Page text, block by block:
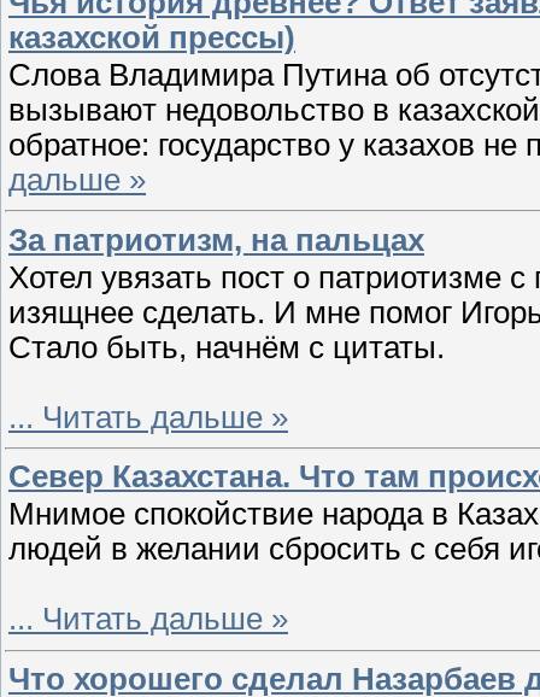
казахской прессы)
Слова Владимира Путина об
вызывают недовольство в
обратное: государство у казахов
дальше »
За патриотизм, на пальцах
Хотел увязать пост о патриотизме
изящнее сделать. И мне помог
Стало быть, начнём с цитаты.
... Читать дальше »
Север Казахстана. Что там
Мнимое спокойствие народа в
людей в желании сбросить с себя
... Читать дальше »
Что хорошего сделал Назарбаев